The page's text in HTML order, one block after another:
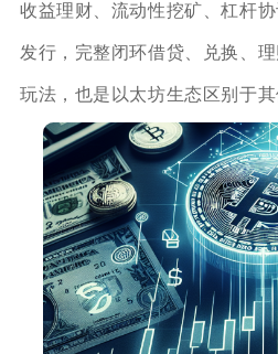
收益理财、流动性挖矿、杠杆
发行，完整闭环借贷、兑换、
玩法，也是以太坊生态区别于其